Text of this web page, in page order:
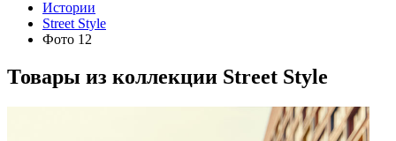
Истории
Street Style
Фото 12
Товары из коллекции Street Style